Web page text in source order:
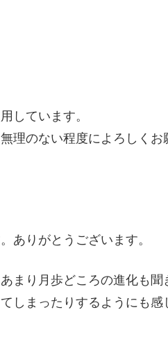
しています。
理のない程度によろしくお
ありがとうございます。
まり月歩どころの進化も聞
しまったりするようにも感